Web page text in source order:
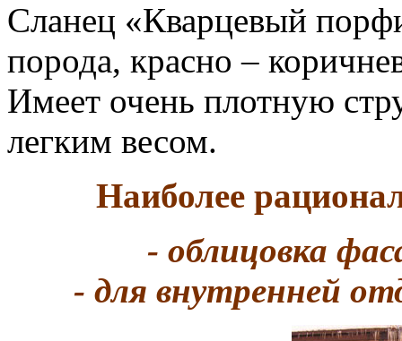
Сланец «Кварцевый
порода, красно –
Имеет очень плотную
легким весом.
Наиболее
- oблицовка
- для внутренней